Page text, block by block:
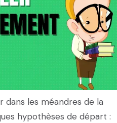
dans les méandres de la
hypothèses de départ :